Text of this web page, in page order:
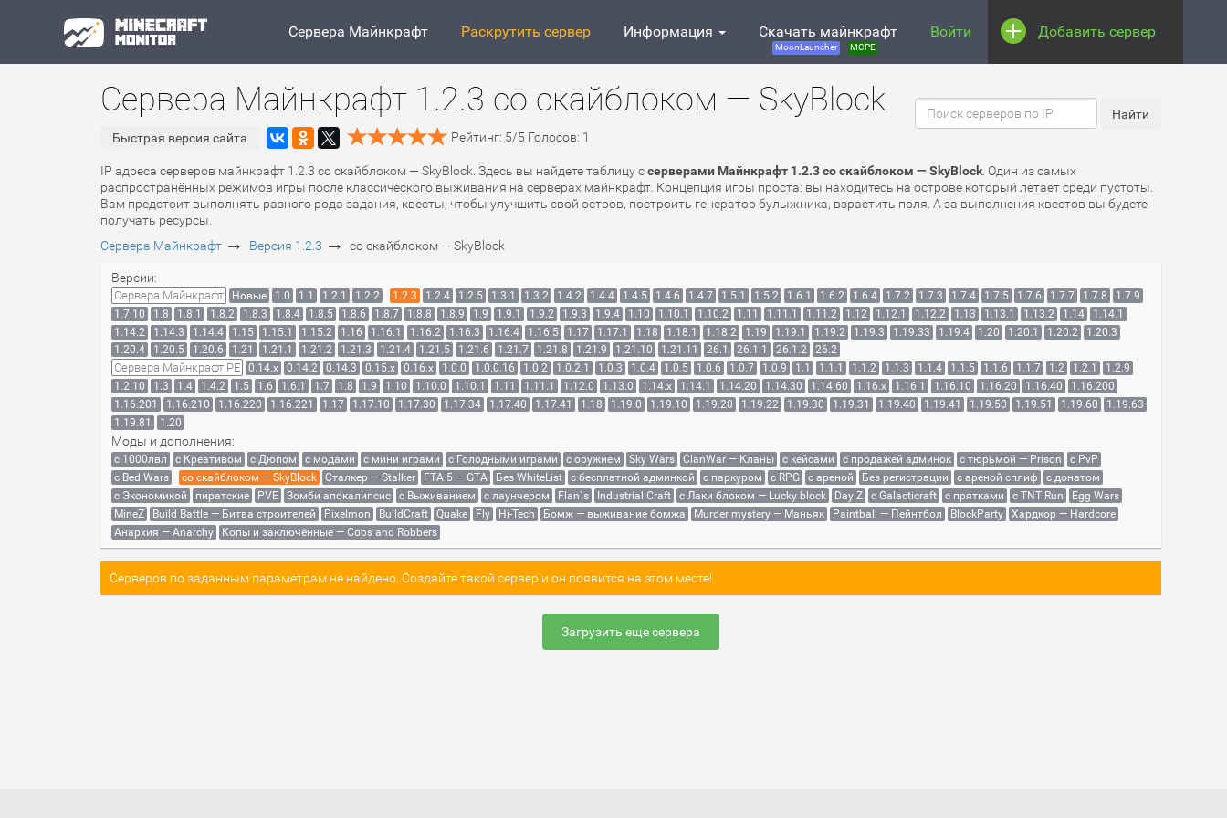
Сервера Майнкрафт Раскрутить сервер Информация Скачать майнкрафт
MoonLauncher MCPE
Войти Добавить сервер
Сервера Майнкрафт 1.2.3 со скайблоком — SkyBlock
Быстрая версия сайта Рейтинг: 5/5 Голосов: 1
IP адреса серверов майнкрафт 1.2.3 со скайблоком — SkyBlock. Здесь вы найдете таблицу ссерверами Майнкрафт 1.2.3 со скайблоком — SkyBlock . Один из самых
распространённых режимов игры после классического выживания на серверах майнкрафт. Концепция игры проста: вы находитесь на острове который летает среди пустоты.
Вам предстоит выполнять разного рода задания, квесты, чтобы улучшить свой остров, построить генератор булыжника, взрастить поля. А за выполнения квестов вы будете
получать ресурсы.
Сервера Майнкрафт → Версия 1.2.3 → со скайблоком — SkyBlock
Версии:
Сервера Майнкрафт Новые 1.0 1.1 1.2.1 1.2.2 1.2.3 1.2.4 1.2.5 1.3.1 1.3.2 1.4.2 1.4.4 1.4.5 1.4.6 1.4.7 1.5.1 1.5.2 1.6.1 1.6.2 1.6.4 1.7.2 1.7.3 1.7.4 1.7.5 1.7.6 1.7.7 1.7.8
1.7.9
1.7.10
1.8 1.8.1 1.8.2 1.8.3 1.8.4 1.8.5 1.8.6 1.8.7 1.8.8 1.8.9 1.9 1.9.1 1.9.2 1.9.3 1.9.4 1.10 1.10.1 1.10.2 1.11 1.11.1 1.11.2 1.12 1.12.1 1.12.2 1.13 1.13.1 1.13.2 1.14
1.14.1
1.14.2
1.14.3 1.14.4 1.15 1.15.1 1.15.2 1.16 1.16.1 1.16.2 1.16.3 1.16.4 1.16.5 1.17 1.17.1 1.18 1.18.1 1.18.2 1.19 1.19.1 1.19.2 1.19.3 1.19.33 1.19.4 1.20 1.20.1 1.20.2
1.20.3
1.20.4
1.20.5 1.20.6 1.21 1.21.1 1.21.2 1.21.3 1.21.4 1.21.5 1.21.6 1.21.7 1.21.8 1.21.9 1.21.10 1.21.11 26.1 26.1.1 26.1.2 26.2
Сервера Майнкрафт PE 0.14.x 0.14.2 0.14.3 0.15.x 0.16.x 1.0.0 1.0.0.16 1.0.2 1.0.2.1 1.0.3 1.0.4 1.0.5 1.0.6 1.0.7 1.0.9 1.1 1.1.1 1.1.2 1.1.3 1.1.4 1.1.5 1.1.6 1.1.7 1.2 1.2.1
1.2.9
1.2.10
1.3 1.4 1.4.2 1.5 1.6 1.6.1 1.7 1.8 1.9 1.10 1.10.0 1.10.1 1.11 1.11.1 1.12.0 1.13.0 1.14.x 1.14.1 1.14.20 1.14.30 1.14.60 1.16.x 1.16.1 1.16.10 1.16.20 1.16.40
1.16.200
1.16.201
1.16.210 1.16.220 1.16.221 1.17 1.17.10 1.17.30 1.17.34 1.17.40 1.17.41 1.18 1.19.0 1.19.10 1.19.20 1.19.22 1.19.30 1.19.31 1.19.40 1.19.41 1.19.50 1.19.51 1.19.60
1.19.63
1.19.81
1.20
Моды и дополнения:
с 1000лвл c Креативом с Дюпом с модами с мини играми с Голодными играми с оружием Sky Wars ClanWar — Кланы с кейсами с продажей админок с тюрьмой — Prison
с PvP
с Bed Wars
со скайблоком — SkyBlock Сталкер — Stalker ГТА 5 — GTA Без WhiteList с бесплатной админкой с паркуром с RPG с ареной Без регистрации с ареной сплиф
с донатом
с Экономикой
пиратские PVE Зомби апокалипсис с Выживанием с лаунчером Flan`s Industrial Craft с Лаки блоком — Lucky block Day Z с Galacticraft с прятками с TNT Run
Egg Wars
MineZ
Build Battle — Битва строителей Pixelmon BuildCraft Quake Fly Hi-Tech Бомж — выживание бомжа Murder mystery — Маньяк Paintball — Пейнтбол BlockParty
Хардкор — Hardcore
Анархия — Anarchy
Копы и заключённые — Cops and Robbers
Серверов по заданным параметрам не найдено. Создайте такой сервер и он появится на этом месте!
Загрузить еще сервера